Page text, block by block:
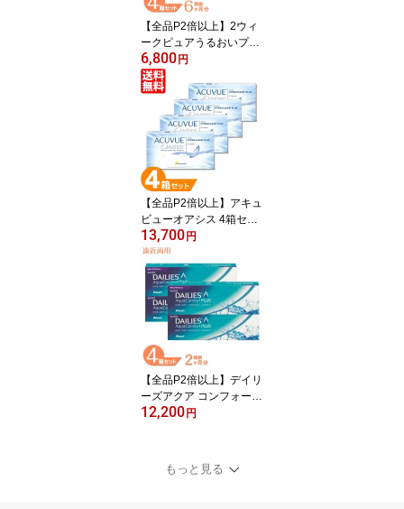
【全品P2倍以上】2ウィ
ークピュアうるおいプラ
ス 4箱セット (1箱6枚) シ
ード 国産 コンタクトレ
ンズ 2week 2週間使い捨
て コンタクト 2ウィーク
ピュア うるおい Pure UV
カット 送料無料
6,800円
【全品P2倍以上】アキュ
ビューオアシス 4箱セッ
ト (1箱6枚) ジョンソン・
エンド・ジョンソン コン
タクトレンズ 2week acu
vue oasis 2ウィーク コ
ンタクト 2週間使い捨て
UVカット johnson 送料
無料 【一部度数欠品中】
13,700円
【全品P2倍以上】デイリ
ーズアクア コンフォート
プラスマルチフォーカル
クトレンズ 1day ワンデ
ー 1日使い捨て デイリー
12,200円
もっと見る